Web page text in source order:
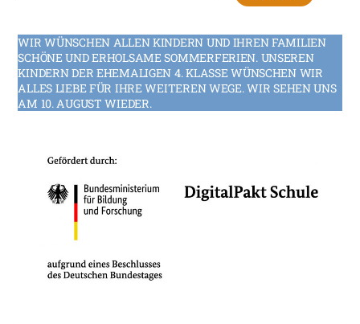
WIR WÜNSCHEN ALLEN KINDERN UND IHREN FAMILIEN
SCHÖNE UND ERHOLSAME SOMMERFERIEN. UNSEREN
KINDERN DER EHEMALIGEN 4. KLASSE WÜNSCHEN WIR
ALLES LIEBE FÜR IHRE WEITEREN WEGE. WIR SEHEN UNS
AM 10. AUGUST WIEDER.